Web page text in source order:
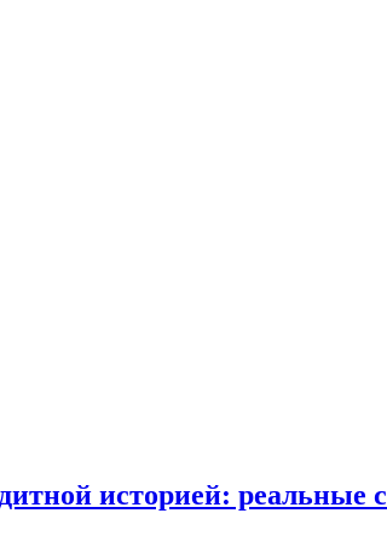
историей: реальные